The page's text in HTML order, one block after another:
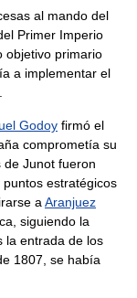
al mando del
Primer Imperio
objetivo primario
a implementar el
Godoy firmó el
comprometía su
de Junot fueron
estratégicos
a Aranjuez
siguiendo la
la entrada de los
1807, se había